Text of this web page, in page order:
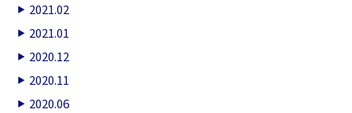
2021.02
2021.01
2020.12
2020.11
2020.06